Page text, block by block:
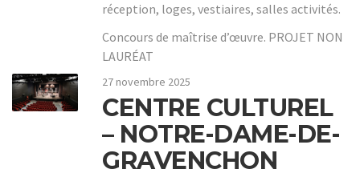
réception, loges, vestiaires, salles activités.
Concours de maîtrise d’œuvre. PROJET NON
LAURÉAT
27 novembre 2025
CENTRE CULTUREL
– NOTRE-DAME-DE-
GRAVENCHON